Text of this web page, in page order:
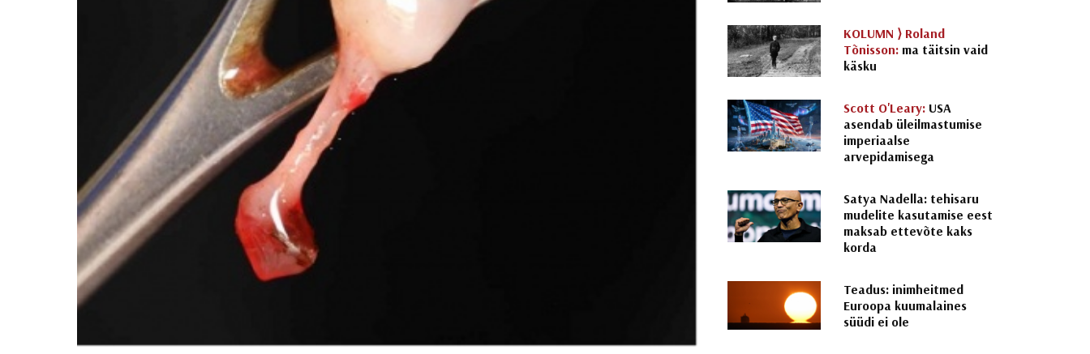
KOLUMN ⟩ Roland
Tõnisson: ma täitsin vaid
käsku
Scott O'Leary: USA
asendab üleilmastumise
imperiaalse
arvepidamisega
Satya Nadella: tehisaru
mudelite kasutamise eest
maksab ettevõte kaks
korda
Teadus: inimheitmed
Euroopa kuumalaines
süüdi ei ole